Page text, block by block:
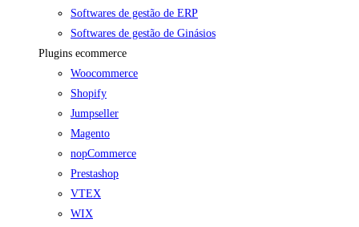
Softwares de gestão de ERP
Softwares de gestão de Ginásios
Plugins ecommerce
Woocommerce
Shopify
Jumpseller
Magento
nopCommerce
Prestashop
VTEX
WIX